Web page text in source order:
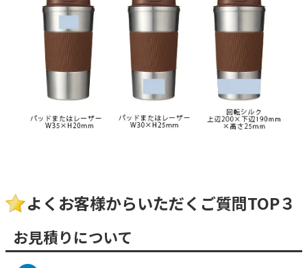
よくお客様からいただくご質問TOP３
お見積りについて